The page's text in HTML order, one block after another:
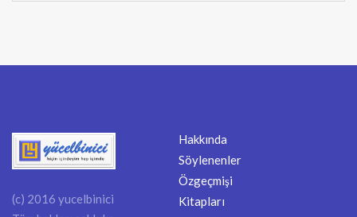
(c) 2016 yucelbinici
Hakkında
Söylenenler
Özgeçmişi
Kitapları